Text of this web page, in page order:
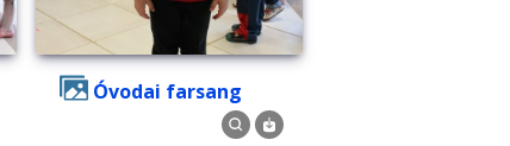
Óvodai farsang